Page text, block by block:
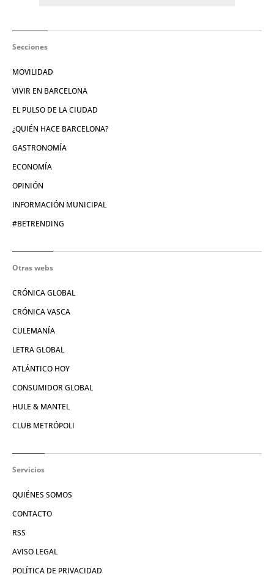
Secciones
MOVILIDAD
VIVIR EN BARCELONA
EL PULSO DE LA CIUDAD
¿QUIÉN HACE BARCELONA?
GASTRONOMÍA
ECONOMÍA
OPINIÓN
INFORMACIÓN MUNICIPAL
#BETRENDING
Otras webs
CRÓNICA GLOBAL
CRÓNICA VASCA
CULEMANÍA
LETRA GLOBAL
ATLÁNTICO HOY
CONSUMIDOR GLOBAL
HULE & MANTEL
CLUB METRÓPOLI
Servicios
QUIÉNES SOMOS
CONTACTO
RSS
AVISO LEGAL
POLÍTICA DE PRIVACIDAD